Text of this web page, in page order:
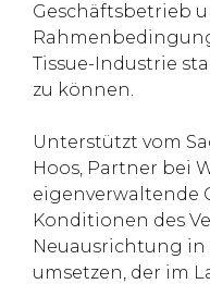
Geschäftsbetrieb
Tissue-Industrie
zu können.
Unterstützt vom
Hoos, Partner bei
eigenverwaltende
Konditionen des
Neuausrichtung
umsetzen, der im